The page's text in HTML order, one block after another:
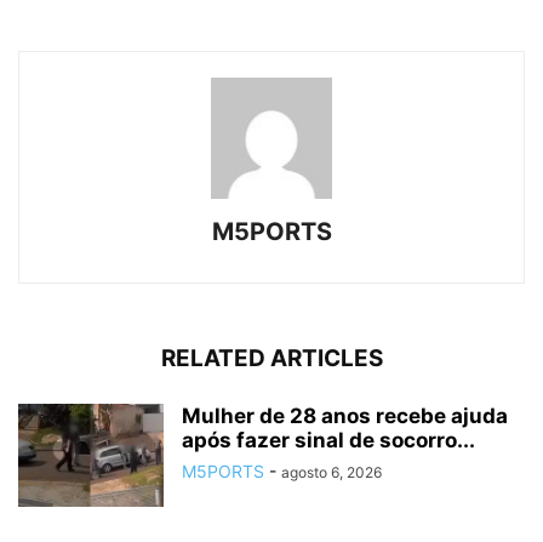
M5PORTS
RELATED ARTICLES
Mulher de 28 anos recebe ajuda
após fazer sinal de socorro...
M5PORTS - agosto 6, 2026